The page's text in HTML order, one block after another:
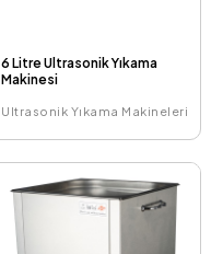
6 Litre Ultrasonik Yıkama
Makinesi
Ultrasonik Yıkama Makineleri